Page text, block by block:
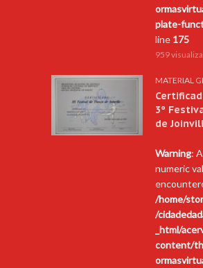
plate-
line 175
959
MATERIAL
3º
de
Warning:
numeric
/home/
/
_html/
content/